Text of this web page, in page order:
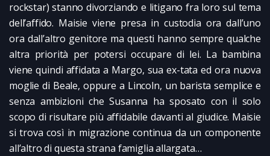
rockstar) stanno divorziando e litigano fra loro sul tema
dell’affido. Maisie viene presa in custodia ora dall’uno
ora dall’altro genitore ma questi hanno sempre qualche
altra priorità per potersi occupare di lei. La bambina
viene quindi affidata a Margo, sua ex-tata ed ora nuova
moglie di Beale, oppure a Lincoln, un barista semplice e
senza ambizioni che Susanna ha sposato con il solo
scopo di risultare più affidabile davanti al giudice. Maisie
si trova così in migrazione continua da un componente
all’altro di questa strana famiglia allargata…